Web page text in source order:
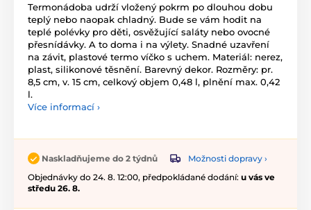
Termonádoba udrží vložený pokrm po dlouhou dobu
teplý nebo naopak chladný. Bude se vám hodit na
teplé polévky pro děti, osvěžující saláty nebo ovocné
přesnídávky. A to doma i na výlety. Snadné uzavření
na závit, plastové termo víčko s uchem. Materiál: nerez,
plast, silikonové těsnění. Barevný dekor. Rozměry: pr.
8,5 cm, v. 15 cm, celkový objem 0,48 l, plnění max. 0,42
l.
Více informací ›
Naskladňujeme do 2 týdnů
Možnosti dopravy ›
Objednávky do 24. 8. 12:00, předpokládané dodání: u vás ve
středu 26. 8.